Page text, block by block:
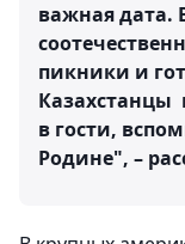
важная дата.
пикники и
Казахстанцы
в гости,
Родине", –